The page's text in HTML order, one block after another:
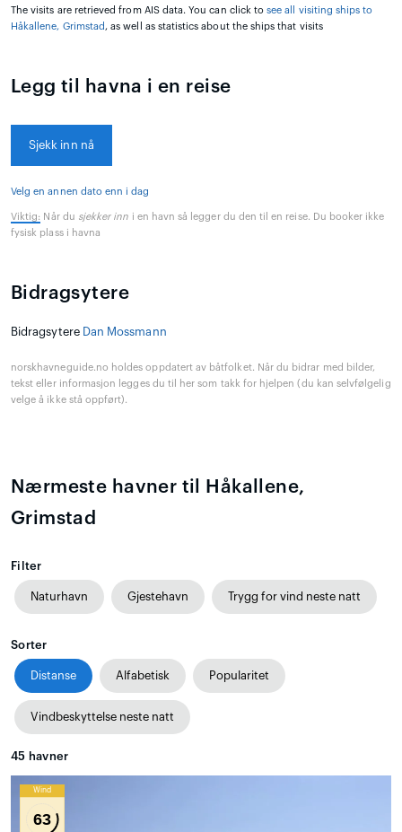
The visits are retrieved from AIS data. You can click tosee all visiting ships to
Håkallene, Grimstad , as well as statistics about the ships that visits
Legg til havna i en reise
Sjekk inn nå
Velg en annen dato enn i dag
Viktig: Når du sjekker inn i en havn så legger du den til en reise. Du booker ikke
fysisk plass i havna
Bidragsytere
Bidragsytere Dan Mossmann
norskhavneguide.no holdes oppdatert av båtfolket. Når du bidrar med bilder,
tekst eller informasjon legges du til her som takk for hjelpen (du kan selvfølgelig
velge å ikke stå oppført).
Nærmeste havner til Håkallene,
Grimstad
Filter
Naturhavn Gjestehavn Trygg for vind neste natt
Sorter
Distanse Alfabetisk Popularitet
Vindbeskyttelse neste natt
45 havner
Wind
63